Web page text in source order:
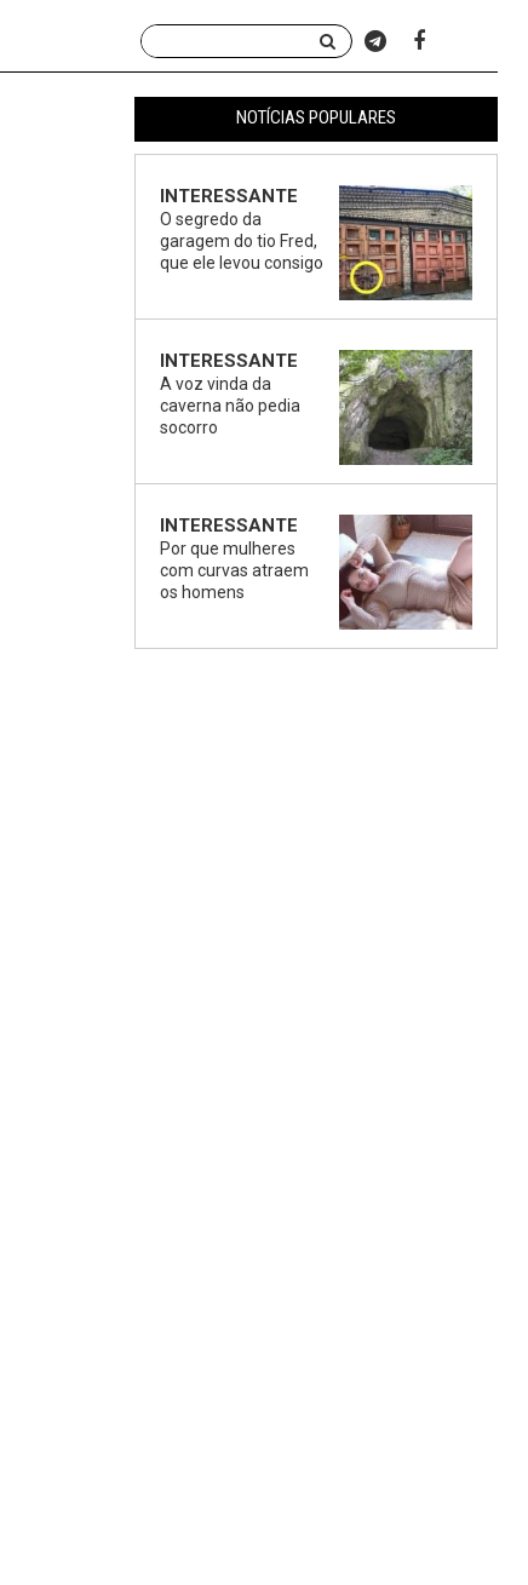
NOTÍCIAS POPULARES
INTERESSANTE
O segredo da
garagem do tio Fred,
que ele levou consigo
INTERESSANTE
A voz vinda da
caverna não pedia
socorro
INTERESSANTE
Por que mulheres
com curvas atraem
os homens